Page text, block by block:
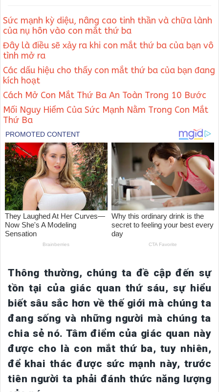
Sức mạnh kỳ diệu, nâng cao tinh thần và chữa lành
của nụ hôn vào con mắt thứ ba
Đây là điều sẽ xảy ra khi con mắt thứ ba của bạn vô
tình mở ra
Các dấu hiệu cho thấy con mắt thứ ba của bạn đang
kích hoạt
Cách Mở Con Mắt Thứ Ba An Toàn Trong 10 Bước
Mối Nguy Hiểm Của Sức Mạnh Nằm Trong Con Mắt
Thứ Ba
Thông thường, chúng ta đề cập đến sự
tồn tại của giác quan thứ sáu, sự hiểu
biết sâu sắc hơn về thế giới mà chúng ta
đang sống và những người mà chúng ta
chia sẻ nó. Tâm điểm của giác quan này
được cho là con mắt thứ ba, tuy nhiên,
để khai thác được sức mạnh này, trước
tiên người ta phải đánh thức năng lượng